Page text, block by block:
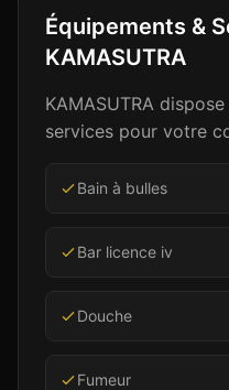
Équipements &
KAMASUTRA
KAMASUTRA
services pour votre
Bain à bulles
Bar licence iv
Douche
Fumeur